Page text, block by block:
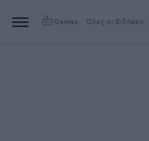
Games Όλες οι Ειδήσεις